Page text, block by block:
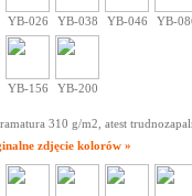
YB-026 YB-038 YB-046 YB-
YB-156
YB-200
310 g/m2, atest
zdjęcie kolorów »